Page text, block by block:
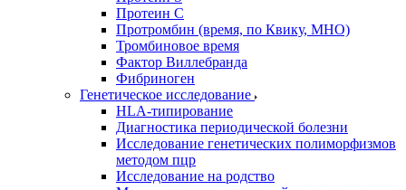
Протеин С
Протромбин (время, по Квику, МНО)
Тромбиновое время
Фактор Виллебранда
Фибриноген
Генетическое исследование
HLA-типирование
Диагностика периодической болезни
Исследование генетических полиморфизмов
методом пцр
Исследование на родство